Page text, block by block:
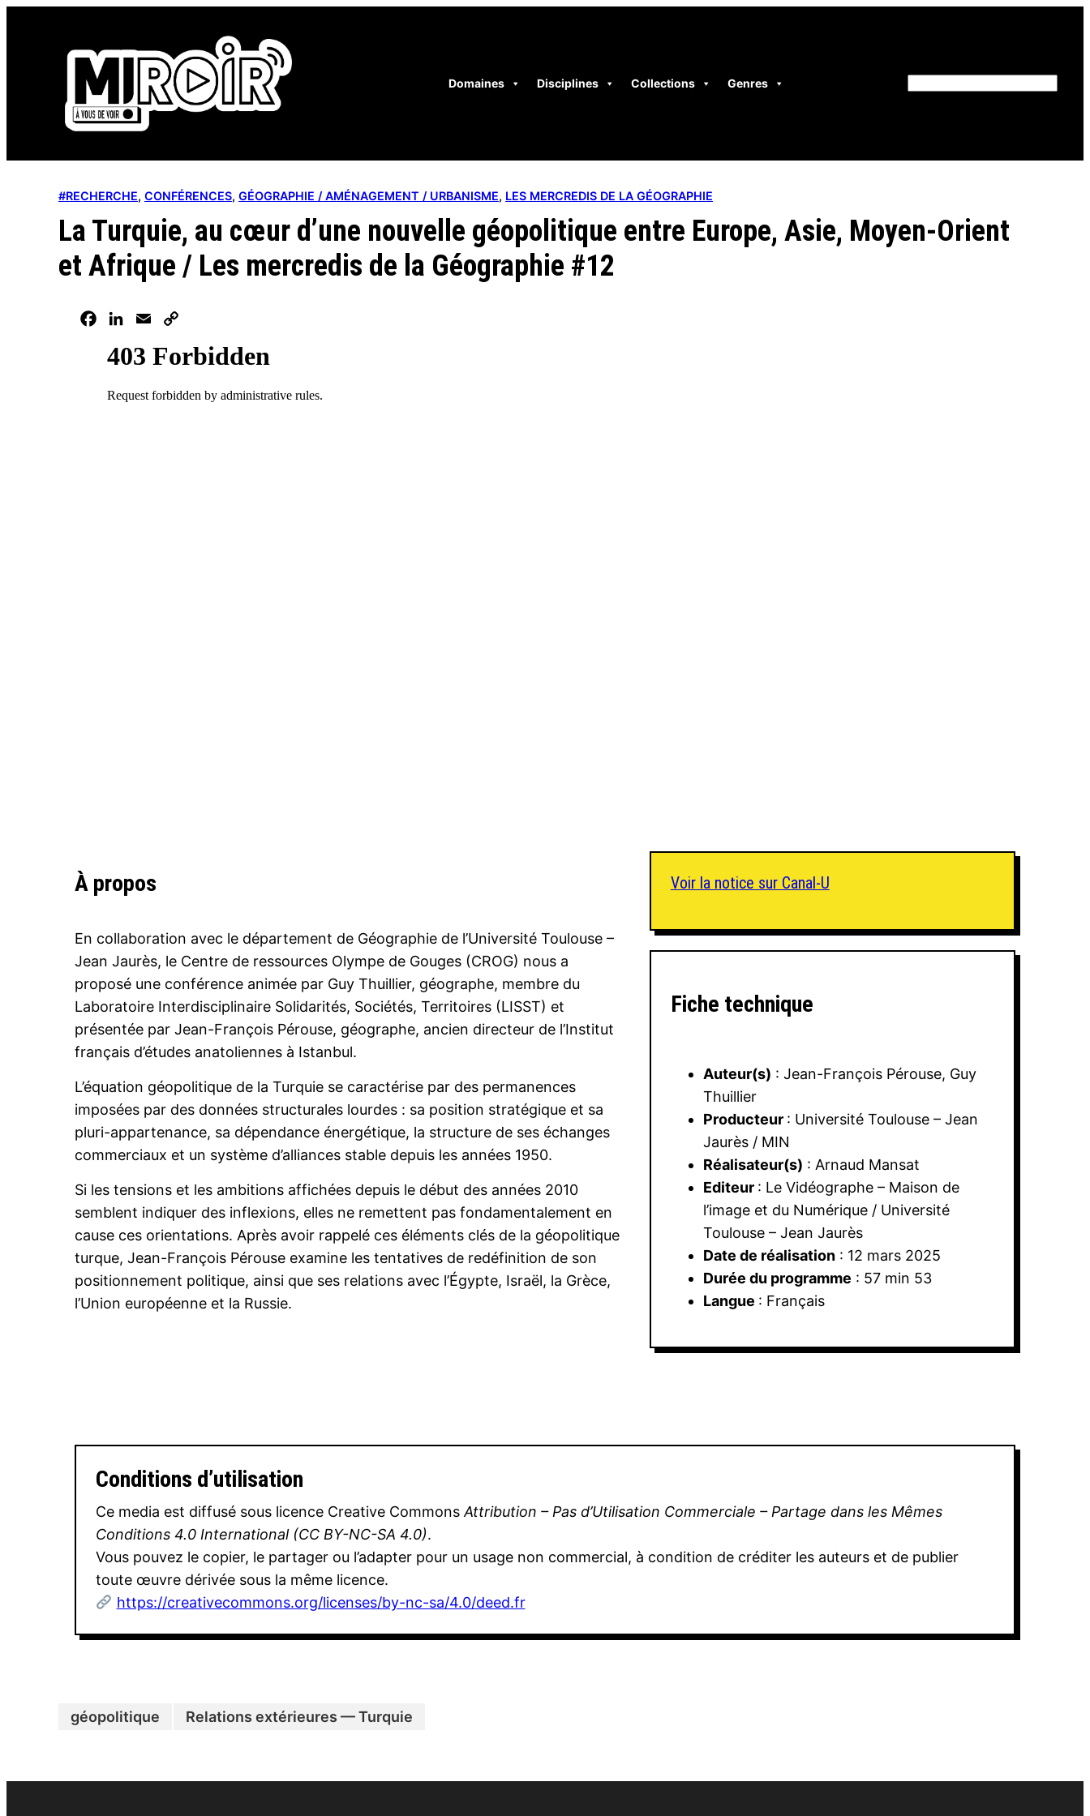
Domaines Disciplines Collections Genres
#RECHERCHE, CONFÉRENCES, GÉOGRAPHIE / AMÉNAGEMENT / URBANISME, LES MERCREDIS DE LA GÉOGRAPHIE
La Turquie, au cœur d’une nouvelle géopolitique entre Europe, Asie, Moyen-Orient
et Afrique / Les mercredis de la Géographie #12
FacebookLinkedIn
Email
À propos
En collaboration avec le département de Géographie de l’Université Toulouse –
Jean Jaurès, le Centre de ressources Olympe de Gouges (CROG) nous a
proposé une conférence animée par Guy Thuillier, géographe, membre du
Laboratoire Interdisciplinaire Solidarités, Sociétés, Territoires (LISST) et
présentée par Jean-François Pérouse, géographe, ancien directeur de l’Institut
français d’études anatoliennes à Istanbul.
L’équation géopolitique de la Turquie se caractérise par des permanences
imposées par des données structurales lourdes : sa position stratégique et sa
pluri-appartenance, sa dépendance énergétique, la structure de ses échanges
commerciaux et un système d’alliances stable depuis les années 1950.
Si les tensions et les ambitions affichées depuis le début des années 2010
semblent indiquer des inflexions, elles ne remettent pas fondamentalement en
cause ces orientations. Après avoir rappelé ces éléments clés de la géopolitique
turque, Jean-François Pérouse examine les tentatives de redéfinition de son
positionnement politique, ainsi que ses relations avec l’Égypte, Israël, la Grèce,
l’Union européenne et la Russie.
Voir la notice sur Canal-U
Fiche technique
Auteur(s) : Jean-François Pérouse, Guy
Thuillier
Producteur : Université Toulouse – Jean
Jaurès / MIN
Réalisateur(s) : Arnaud Mansat
Editeur : Le Vidéographe – Maison de
l’image et du Numérique / Université
Toulouse – Jean Jaurès
Date de réalisation: 12 mars 2025
Durée du programme : 57 min 53
Langue : Français
Conditions d’utilisation
Ce media est diffusé sous licence Creative Commons Attribution – Pas d’Utilisation Commerciale – Partage dans les Mêmes
Conditions 4.0 International (CC BY-NC-SA 4.0).
Vous pouvez le copier, le partager ou l’adapter pour un usage non commercial, à condition de créditer les auteurs et de publier
toute œuvre dérivée sous la même licence.
https://creativecommons.org/licenses/by-nc-sa/4.0/deed.fr
géopolitique Relations extérieures — Turquie